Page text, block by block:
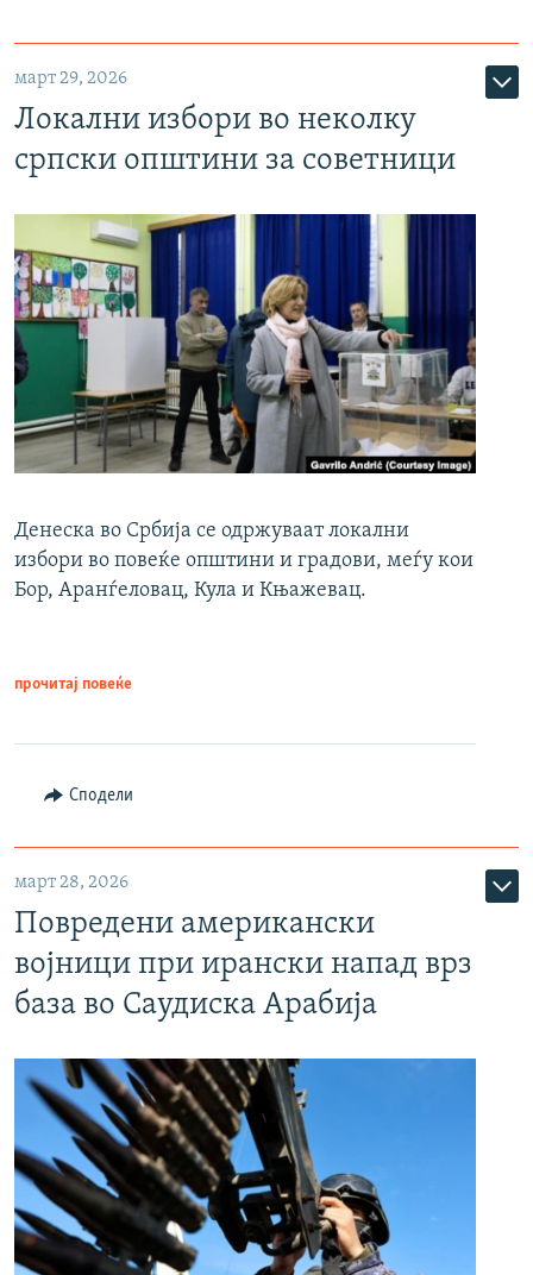
март 29, 2026
Локални избори во неколку
српски општини за советници
Денеска во Србија се одржуваат локални
избори во повеќе општини и градови, меѓу кои
Бор, Аранѓеловац, Кула и Књажевац.
прочитај повеќе
Сподели
март 28, 2026
Повредени американски
војници при ирански напад врз
база во Саудиска Арабија